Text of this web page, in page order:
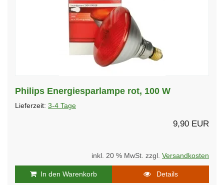
Philips Energiesparlampe rot, 100 W
Lieferzeit: 3-4 Tage
9,90 EUR
inkl. 20 % MwSt. zzgl. Versandkosten
In den Warenkorb Details